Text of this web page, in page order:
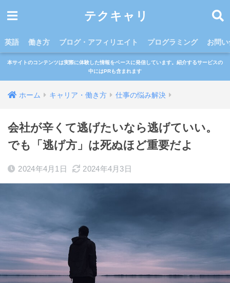
テクキャリ
英語 働き方 ブログ・アフィリエイト プログラミング お問
本サイトのコンテンツは実際に体験した情報をベースに発信しています。紹介するサービスの
中にはPRも含まれます
ホーム キャリア・働き方 仕事の悩み解決
会社が辛くて逃げたいなら逃げていい。
でも「逃げ方」は死ぬほど重要だよ
2024年4月1日 2024年4月3日